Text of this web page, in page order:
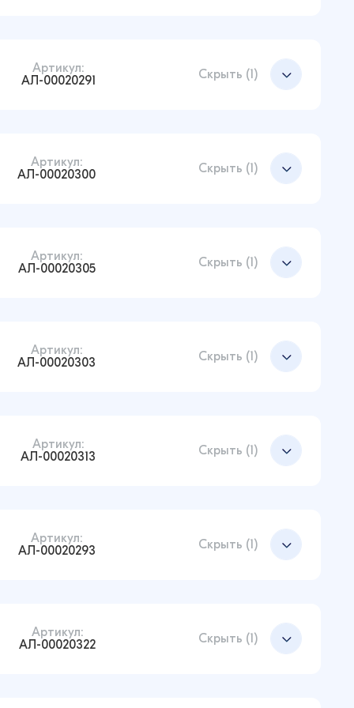
Добавить в корзину
Артикул:
АЛ-00020291
Скрыть (1)
Добавить в корзину
Артикул:
АЛ-00020300
Скрыть (1)
Добавить в корзину
Артикул:
АЛ-00020305
Скрыть (1)
Добавить в корзину
Артикул:
АЛ-00020303
Скрыть (1)
Добавить в корзину
Артикул:
АЛ-00020313
Скрыть (1)
Добавить в корзину
Артикул:
АЛ-00020293
Скрыть (1)
Добавить в корзину
Артикул:
АЛ-00020322
Скрыть (1)